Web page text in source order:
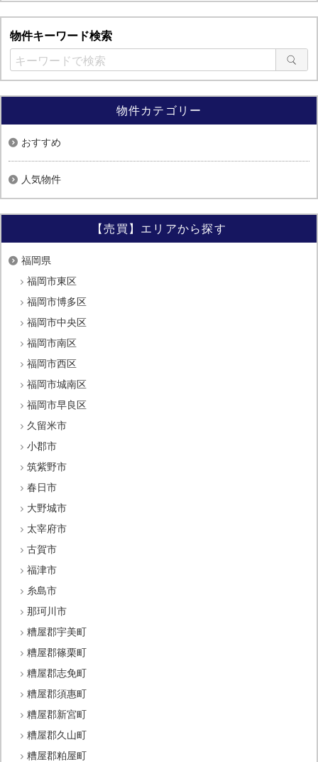
物件キーワード検索
物件カテゴリー
おすすめ
人気物件
【売買】エリアから探す
福岡県
福岡市東区
福岡市博多区
福岡市中央区
福岡市南区
福岡市西区
福岡市城南区
福岡市早良区
久留米市
小郡市
筑紫野市
春日市
大野城市
太宰府市
古賀市
福津市
糸島市
那珂川市
糟屋郡宇美町
糟屋郡篠栗町
糟屋郡志免町
糟屋郡須惠町
糟屋郡新宮町
糟屋郡久山町
糟屋郡粕屋町